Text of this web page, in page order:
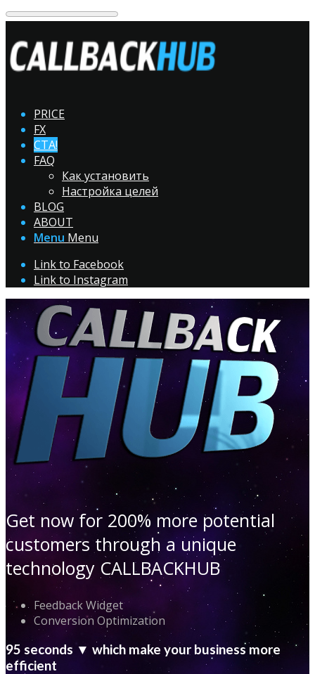
PRICE
FX
CTA!
FAQ
Как установить
Настройка целей
BLOG
ABOUT
Menu Menu
Link to Facebook
Link to Instagram
Get now for 200% more potential
customers through a unique
technology CALLBACKHUB
Feedback Widget
Conversion Optimization
95 seconds ▼ which make your business more
efficient